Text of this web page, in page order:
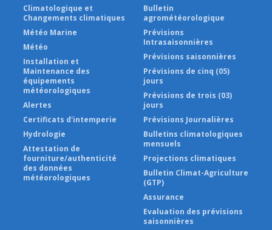
Climatologique et
Changements climatiques
Météo Marine
Météo
Installation et
Maintenance des
équipements
météorologiques
Alertes
Certificats d'intemperie
Hydrologie
Attestation de
fourniture/authenticité
des données
météorologiques
Bulletin
agrométéorologique
Prévisions
Intrasaisonnières
Prévisions saisonnières
Prévisions de cinq (05)
jours
Prévisions de trois (03)
jours
Prévisions Journalières
Bulletins climatologiques
mensuels
Projections climatiques
Bulletin Climat-Agriculture
(GTP)
Assurance
Evaluation des prévisions
saisonnières